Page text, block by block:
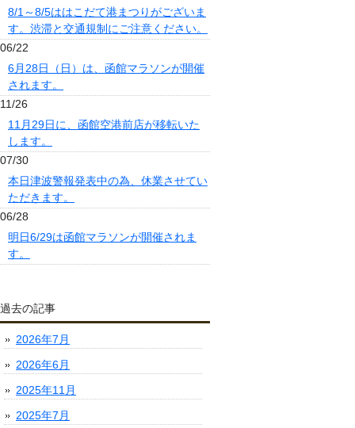
8/1～8/5ははこだて港まつりがございま
す。渋滞と交通規制にご注意ください。
06/22
6月28日（日）は、函館マラソンが開催
されます。
11/26
11月29日に、函館空港前店が移転いた
します。
07/30
本日津波警報発表中の為、休業させてい
ただきます。
06/28
明日6/29は函館マラソンが開催されま
す。
過去の記事
2026年7月
2026年6月
2025年11月
2025年7月